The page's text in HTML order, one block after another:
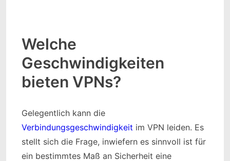
Welche
Geschwindigkeiten
bieten VPNs?
Gelegentlich kann die
Verbindungsgeschwindigkeit im VPN leiden. Es
stellt sich die Frage, inwiefern es sinnvoll ist für
ein bestimmtes Maß an Sicherheit eine